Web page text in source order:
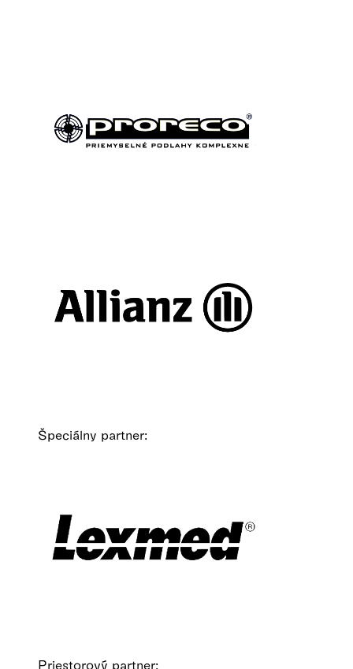
Špeciálny partner:
Priestorový partner: